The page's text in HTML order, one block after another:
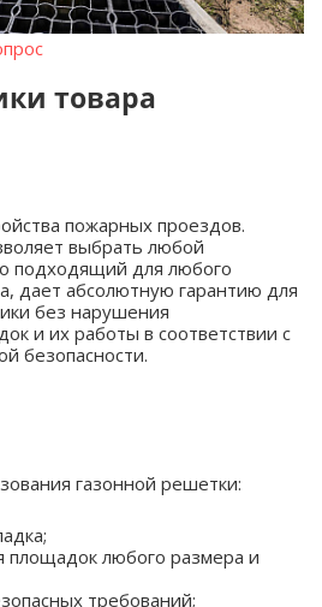
товара
пожарных проездов.
выбрать любой
подходящий для любого
дает абсолютную гарантию для
без нарушения
и их работы в соответствии с
безопасности.
газонной решетки:
площадок любого размера и
требований;